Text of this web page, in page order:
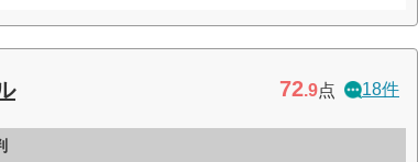
72.9点 18件